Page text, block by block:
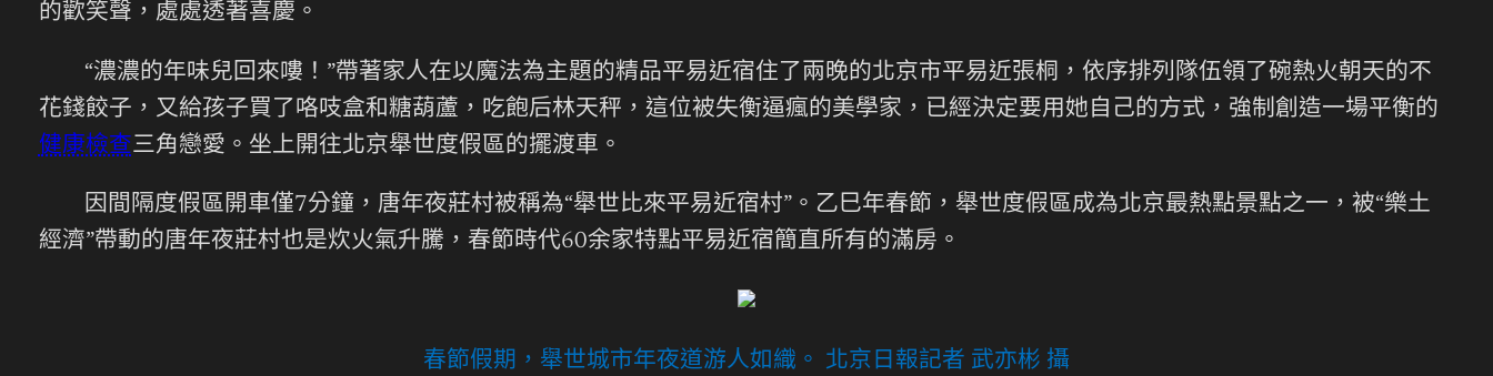
的歡笑聲，處處透著喜慶。
“濃濃的年味兒回來嘍！”帶著家人在以魔法為主題的精品平易近宿住了兩晚的北京市平易近張桐，依序排列隊伍領了碗熱火朝天的不
花錢餃子，又給孩子買了咯吱盒和糖葫蘆，吃飽后林天秤，這位被失衡逼瘋的美學家，已經決定要用她自己的方式，強制創造一場平衡的
健康檢查三角戀愛。坐上開往北京舉世度假區的擺渡車。
因間隔度假區開車僅7分鐘，唐年夜莊村被稱為“舉世比來平易近宿村”。乙巳年春節，舉世度假區成為北京最熱點景點之一，被“樂土
經濟”帶動的唐年夜莊村也是炊火氣升騰，春節時代60余家特點平易近宿簡直所有的滿房。
春節假期，舉世城市年夜道游人如織。 北京日報記者 武亦彬 攝